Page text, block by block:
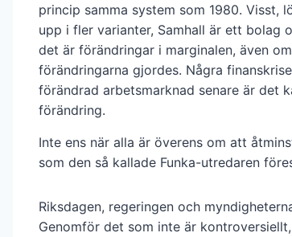
princip samma system som 1980. Visst,
upp i fler varianter, Samhall är ett bolag
det är förändringar i marginalen, även
förändringarna gjordes. Några
förändrad arbetsmarknad senare är det
förändring.
Inte ens när alla är överens om att
som den så kallade Funka-utredaren
Riksdagen, regeringen och
Genomför det som inte är